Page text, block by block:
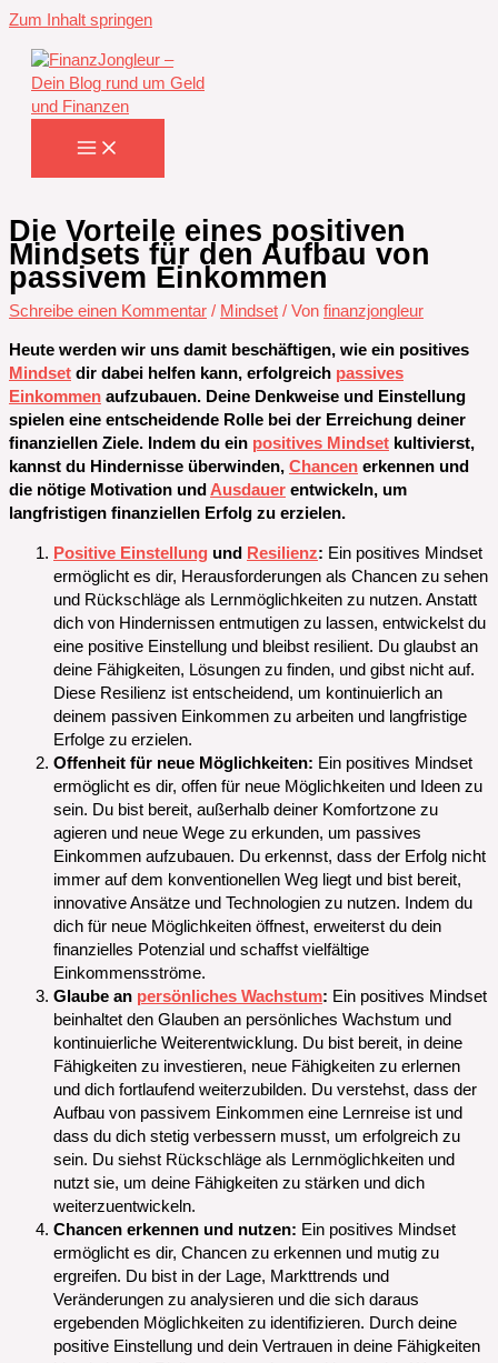
Zum Inhalt springen
Die Vorteile eines positiven
Mindsets für den Aufbau von
passivem Einkommen
Schreibe einen Kommentar / Mindset / Von finanzjongleur
Heute werden wir uns damit beschäftigen, wie ein positives
Mindset dir dabei helfen kann, erfolgreich passives
Einkommen aufzubauen. Deine Denkweise und Einstellung
spielen eine entscheidende Rolle bei der Erreichung deiner
finanziellen Ziele. Indem du ein positives Mindset kultivierst,
kannst du Hindernisse überwinden, Chancen erkennen und
die nötige Motivation und Ausdauer entwickeln, um
langfristigen finanziellen Erfolg zu erzielen.
Positive Einstellung und Resilienz: Ein positives Mindset
ermöglicht es dir, Herausforderungen als Chancen zu sehen
und Rückschläge als Lernmöglichkeiten zu nutzen. Anstatt
dich von Hindernissen entmutigen zu lassen, entwickelst du
eine positive Einstellung und bleibst resilient. Du glaubst an
deine Fähigkeiten, Lösungen zu finden, und gibst nicht auf.
Diese Resilienz ist entscheidend, um kontinuierlich an
deinem passiven Einkommen zu arbeiten und langfristige
Erfolge zu erzielen.
Offenheit für neue Möglichkeiten: Ein positives Mindset
ermöglicht es dir, offen für neue Möglichkeiten und Ideen zu
sein. Du bist bereit, außerhalb deiner Komfortzone zu
agieren und neue Wege zu erkunden, um passives
Einkommen aufzubauen. Du erkennst, dass der Erfolg nicht
immer auf dem konventionellen Weg liegt und bist bereit,
innovative Ansätze und Technologien zu nutzen. Indem du
dich für neue Möglichkeiten öffnest, erweiterst du dein
finanzielles Potenzial und schaffst vielfältige
Einkommensströme.
Glaube an persönliches Wachstum: Ein positives Mindset
beinhaltet den Glauben an persönliches Wachstum und
kontinuierliche Weiterentwicklung. Du bist bereit, in deine
Fähigkeiten zu investieren, neue Fähigkeiten zu erlernen
und dich fortlaufend weiterzubilden. Du verstehst, dass der
Aufbau von passivem Einkommen eine Lernreise ist und
dass du dich stetig verbessern musst, um erfolgreich zu
sein. Du siehst Rückschläge als Lernmöglichkeiten und
nutzt sie, um deine Fähigkeiten zu stärken und dich
weiterzuentwickeln.
Chancen erkennen und nutzen: Ein positives Mindset
ermöglicht es dir, Chancen zu erkennen und mutig zu
ergreifen. Du bist in der Lage, Markttrends und
Veränderungen zu analysieren und die sich daraus
ergebenden Möglichkeiten zu identifizieren. Durch deine
positive Einstellung und dein Vertrauen in deine Fähigkeiten